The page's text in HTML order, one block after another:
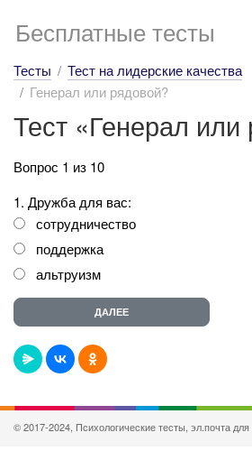
Бесплатные тесты
Тесты
Тест на лидерские качества
Генерал или рядовой?
Тест «Генерал или
Вопрос 1 из 10
1. Дружба для вас:
сотрудничество
поддержка
альтруизм
© 2017-2024, Психологические тесты, эл.почта